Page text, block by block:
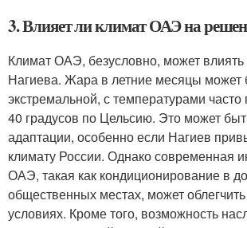
3. Влияет ли климат ОАЭ на
Климат ОАЭ, безусловно, может
Нагиева. Жара в летние месяцы может
экстремальной, с температурами
40 градусов по Цельсию. Это может
адаптации, особенно если Нагиев
климату России. Однако современная
ОАЭ, такая как кондиционирование в
общественных местах, может
условиях. Кроме того, возможность